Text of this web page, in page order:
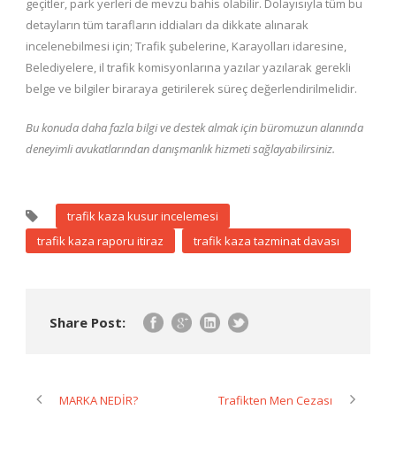
geçitler, park yerleri de mevzu bahis olabilir. Dolayısıyla tüm bu
detayların tüm tarafların iddiaları da dikkate alınarak
incelenebilmesi için; Trafik şubelerine, Karayolları idaresine,
Belediyelere, il trafik komisyonlarına yazılar yazılarak gerekli
belge ve bilgiler biraraya getirilerek süreç değerlendirilmelidir.
Bu konuda daha fazla bilgi ve destek almak için büromuzun alanında
deneyimli avukatlarından danışmanlık hizmeti sağlayabilirsiniz.
trafik kaza kusur incelemesi
trafik kaza raporu itiraz
trafik kaza tazminat davası
Share Post:
MARKA NEDİR? Trafikten Men Cezası